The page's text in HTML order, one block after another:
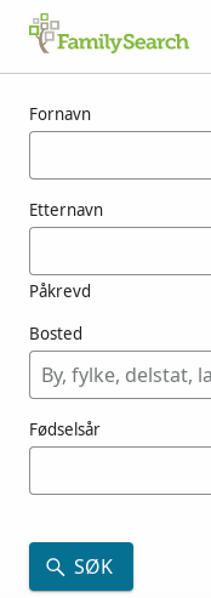
Fornavn
Etternavn
Påkrevd
Bosted
Fødselsår
SØK